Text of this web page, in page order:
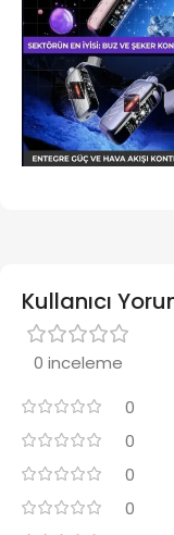
Kullanıcı
0 inceleme
0
0
0
0